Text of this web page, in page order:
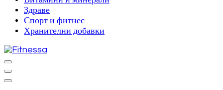
Здраве
Спорт и фитнес
Хранителни добавки
Fitnessa